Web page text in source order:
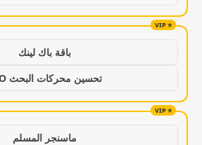
باقة باك لينك
تحسين محركات البحث SEO
ماسنجر المسلم